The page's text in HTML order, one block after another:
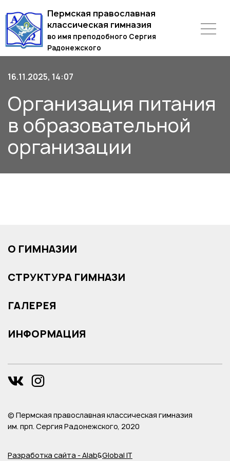
Пермская православная
классическая гимназия
во имя преподобного Сергия
Радонежского
16.11.2025, 14:07
Организация питания
в образовательной
организации
О ГИМНАЗИИ
СТРУКТУРА ГИМНАЗИ
ГАЛЕРЕЯ
ИНФОРМАЦИЯ
© Пермская православная классическая гимназия
им. прп. Сергия Радонежского, 2020
Разработка сайта - Alab&Global IT